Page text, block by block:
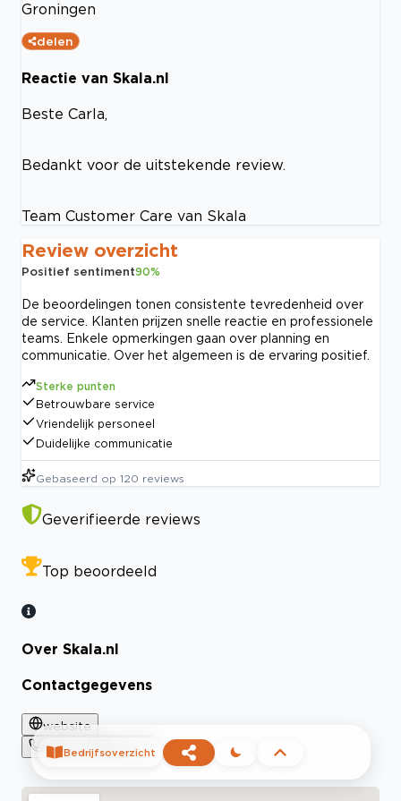
Groningen
delen
Reactie van Skala.nl
Beste Carla,
Bedankt voor de uitstekende review.
Team Customer Care van Skala
Review overzicht
Positief sentiment90%
De beoordelingen tonen consistente tevredenheid over
de service. Klanten prijzen snelle reactie en professionele
teams. Enkele opmerkingen gaan over planning en
communicatie. Over het algemeen is de ervaring positief.
Sterke punten
Betrouwbare service
Vriendelijk personeel
Duidelijke communicatie
Gebaseerd op 120 reviews
Geverifieerde reviews
Top beoordeeld
Over Skala.nl
Contactgegevens
website
Phone
E-mail
Bedrijfsoverzicht